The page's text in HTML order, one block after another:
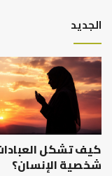
الجديد
كيف تشكل
شخصية الإنسان؟